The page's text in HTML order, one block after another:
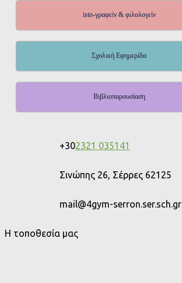
isto-γραφείν & φιλολογείν
Σχολική Εφημερίδα
Βιβλιοπαρουσίαση
+302321 035141
Σινώπης 26, Σέρρες 62125
mail@4gym-serron.ser.sch.gr
Η τοποθεσία μας